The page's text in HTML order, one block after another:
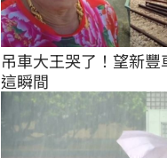
吊車大王哭了！望新
這瞬間